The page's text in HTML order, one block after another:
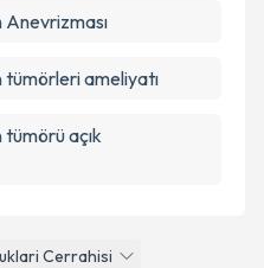
Cerrahisi
ameliyatı
açık